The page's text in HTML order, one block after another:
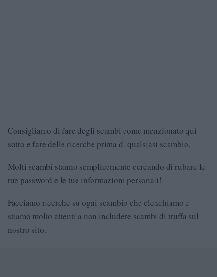
Consigliamo di fare degli scambi come menzionato qui
sotto e fare delle ricerche prima di qualsiasi scambio.
Molti scambi stanno semplicemente cercando di rubare le
tue password e le tue informazioni personali!
Facciamo ricerche su ogni scambio che elenchiamo e
stiamo molto attenti a non includere scambi di truffa sul
nostro sito.